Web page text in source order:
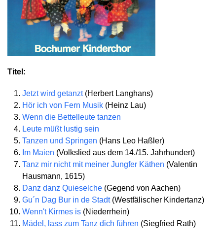
Titel:
Jetzt wird getanzt (Herbert Langhans)
Hör ich von Fern Musik (Heinz Lau)
Wenn die Bettelleute tanzen
Leute müßt lustig sein
Tanzen und Springen (Hans Leo Haßler)
Im Maien (Volkslied aus dem 14./15. Jahrhundert)
Tanz mir nicht mit meiner Jungfer Käthen (Valentin
Hausmann, 1615)
Danz danz Quieselche (Gegend von Aachen)
Gu´n Dag Bur in de Stadt(Westfälischer Kindertanz)
Wenn't Kirmes is (Niederrhein)
Mädel, lass zum Tanz dich führen (Siegfried Rath)